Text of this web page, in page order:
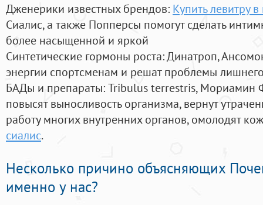
Дженерики известных брендов: Купить левитру
Сиалис, а также Попперсы помогут сделать
более насыщенной и яркой
Синтетические гормоны роста: Динатроп,
энергии спортсменам и решат проблемы
БАДы и препараты:Tribulus terrestris, Мориамин
повысят выносливость организма, вернут
работу многих внутренних органов, омолодят
сиалис.
Несколько причино объясняющих
именно у нас?